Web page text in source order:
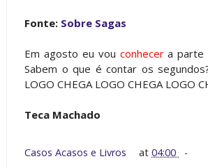
Fonte: Sobre Sagas
Em agosto eu vou conhecera parte
Sabem o que é contar os
LOGO CHEGA LOGO CHEGA LOGO
Teca Machado
Casos Acasos e Livros at04:00